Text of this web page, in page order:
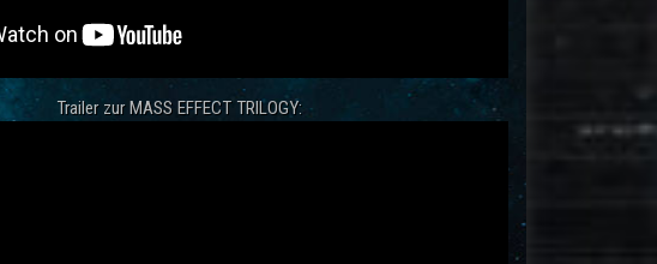
Trailer zur MASS EFFECT TRILOGY: